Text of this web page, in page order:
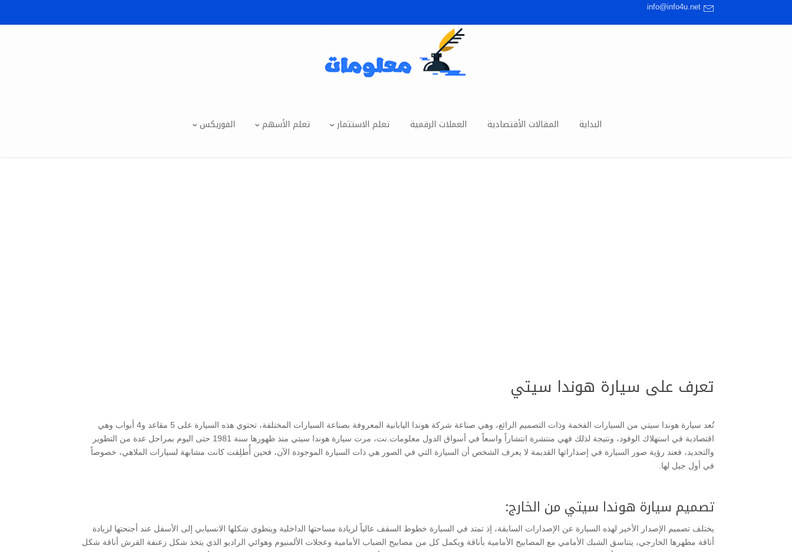
info@info4u.net
البداية المقالات الأقتصادية العملات الرقمية تعلم الاستثمار تعلم الأسهم الفوريكس
تعرف على سيارة هوندا سيتي
تُعد سيارة هوندا سيتي من السيارات الفخمة وذات التصميم الرائع، وهي صناعة شركة هوندا اليابانية المعروفة بصناعة السيارات المختلفة، تحتوي هذه السيارة على 5 مقاعد و4 أبواب وهي
اقتصادية في استهلاك الوقود، ونتيجة لذلك فهي منتشرة انتشاراً واسعاً في أسواق الدول معلومات.نت، مرت سيارة هوندا سيتي منذ ظهورها سنة 1981 حتى اليوم بمراحل عدة من التطوير
والتجديد، فعند رؤية صور السيارة في إصداراتها القديمة لا يعرف الشخص أن السيارة التي في الصور هي ذات السيارة الموجودة الآن، فحين أُطلِقت كانت مشابهة لسيارات الملاهي، خصوصاً
في أول جيل لها.
تصميم سيارة هوندا سيتي من الخارج:
يختلف تصميم الإصدار الأخير لهذه السيارة عن الإصدارات السابقة، إذ تمتد في السيارة خطوط السقف عالياً لزيادة مساحتها الداخلية وينطوي شكلها الانسيابي إلى الأسفل عند أجنحتها لزيادة
أناقة مظهرها الخارجي، يتناسق الشبك الأمامي مع المصابيح الأمامية بأناقة ويكمل كل من مصابيح الضباب الأمامية وعجلات الألمنيوم وهوائي الراديو الذي يتخذ شكل زعنفة القرش أناقة شكل